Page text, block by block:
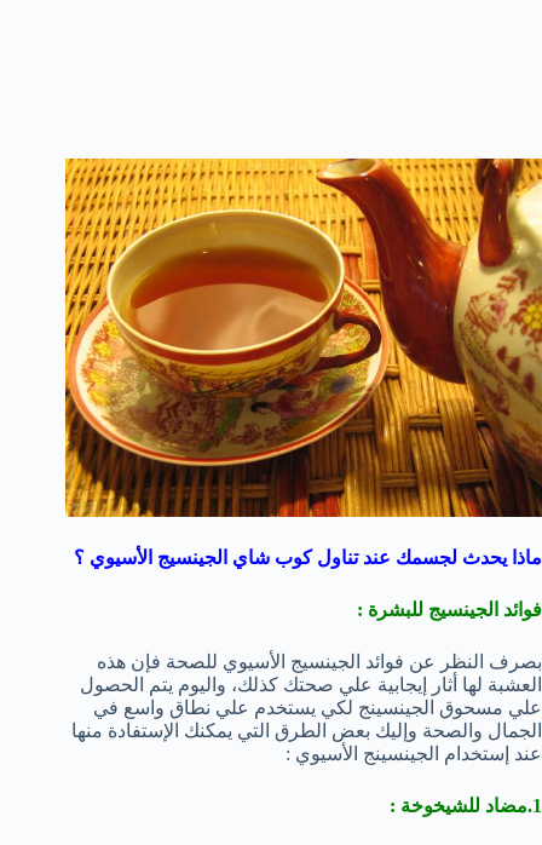
ماذا يحدث لجسمك عند تناول كوب شاي الجينسيج الأسيوي ؟
فوائد الجينسيج للبشرة :
بصرف النظر عن فوائد الجينسيج الأسيوي للصحة فإن هذه
العشبة لها أثار إيجابية علي صحتك كذلك، واليوم يتم الحصول
علي مسحوق الجينسينج لكي يستخدم علي نطاق واسع في
الجمال والصحة وإليك بعض الطرق التي يمكنك الإستفادة منها
عند إستخدام الجينسينج الأسيوي :
1.مضاد للشيخوخة :